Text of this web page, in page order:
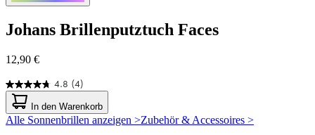
Johans Brillenputztuch Faces
12,90 €
4.8 (4)
4.8
von
5
Sternen.
In den Warenkorb
Alle Sonnenbrillen anzeigen >Zubehör & Accessoires >